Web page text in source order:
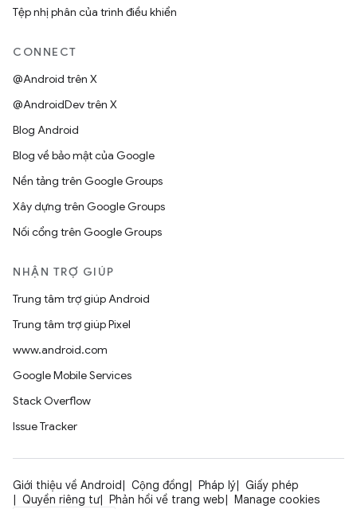
Tệp nhị phân của trình điều khiển
CONNECT
@Android trên X
@AndroidDev trên X
Blog Android
Blog về bảo mật của Google
Nền tảng trên Google Groups
Xây dựng trên Google Groups
Nối cổng trên Google Groups
NHẬN TRỢ GIÚP
Trung tâm trợ giúp Android
Trung tâm trợ giúp Pixel
www.android.com
Google Mobile Services
Stack Overflow
Issue Tracker
Giới thiệu về Android Cộng đồng Pháp lý
Giấy phép
Quyền riêng tư
Phản hồi về trang web Manage cookies